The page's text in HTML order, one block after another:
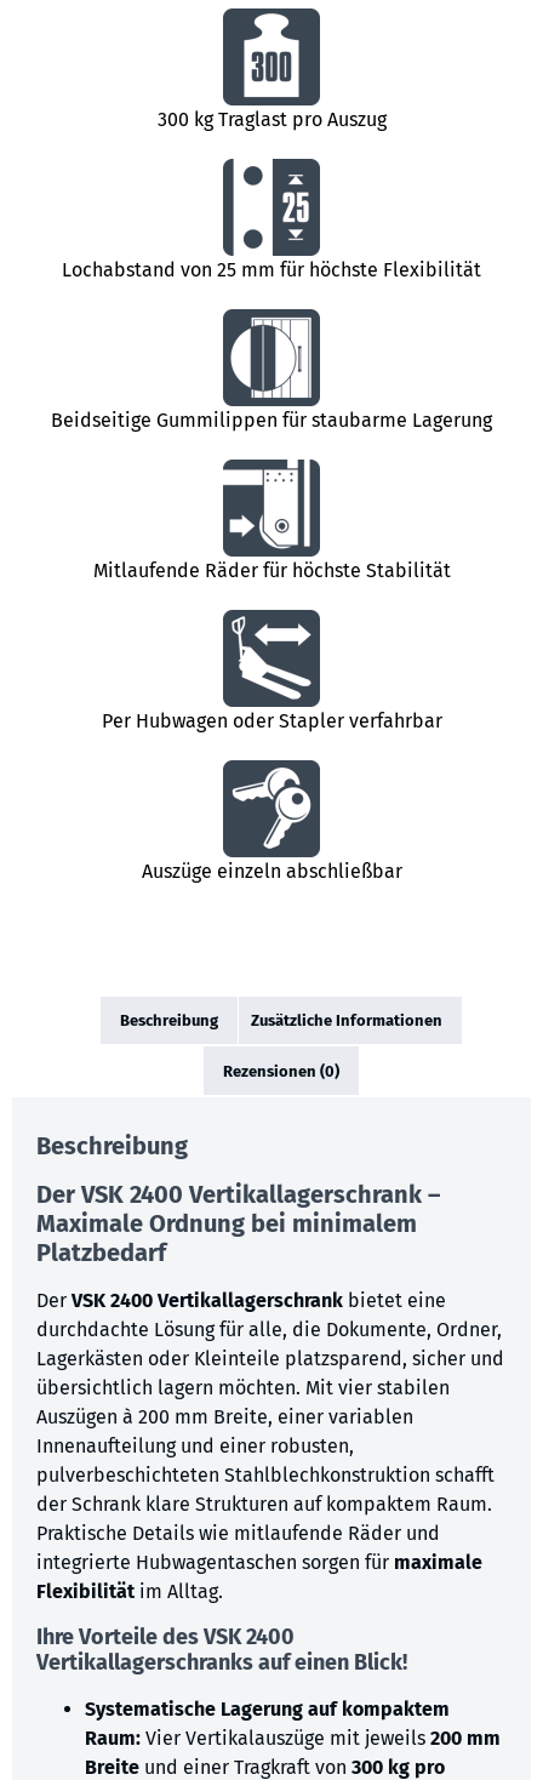
300 kg Traglast pro Auszug
Lochabstand von 25 mm für höchste Flexibilität
Beidseitige Gummilippen für staubarme Lagerung
Mitlaufende Räder für höchste Stabilität
Per Hubwagen oder Stapler verfahrbar
Auszüge einzeln abschließbar
Beschreibung Zusätzliche Informationen
Rezensionen (0)
Beschreibung
Der VSK 2400 Vertikallagerschrank –
Maximale Ordnung bei minimalem
Platzbedarf
Der VSK 2400 Vertikallagerschrank bietet eine
durchdachte Lösung für alle, die Dokumente, Ordner,
Lagerkästen oder Kleinteile platzsparend, sicher und
übersichtlich lagern möchten. Mit vier stabilen
Auszügen à 200 mm Breite, einer variablen
Innenaufteilung und einer robusten,
pulverbeschichteten Stahlblechkonstruktion schafft
der Schrank klare Strukturen auf kompaktem Raum.
Praktische Details wie mitlaufende Räder und
integrierte Hubwagentaschen sorgen für maximale
Flexibilitätim Alltag.
Ihre Vorteile des VSK 2400
Vertikallagerschranks auf einen Blick!
Systematische Lagerung auf kompaktem
Raum: Vier Vertikalauszüge mit jeweils 200 mm
Breite und einer Tragkraft von 300 kg pro